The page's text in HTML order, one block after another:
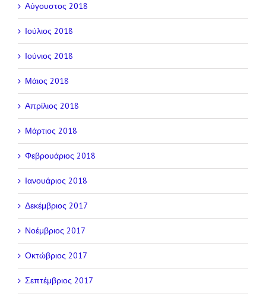
Αύγουστος 2018
Ιούλιος 2018
Ιούνιος 2018
Μάιος 2018
Απρίλιος 2018
Μάρτιος 2018
Φεβρουάριος 2018
Ιανουάριος 2018
Δεκέμβριος 2017
Νοέμβριος 2017
Οκτώβριος 2017
Σεπτέμβριος 2017